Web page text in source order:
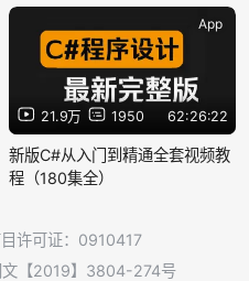
21.9万 1950 62:26:22
App
新版C#从入门到精通全套视频教
程（180集全）
许可证：0910417
文【2019】3804-274号